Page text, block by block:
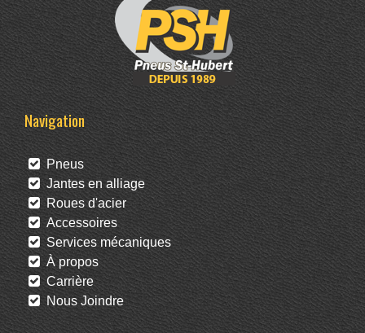
Navigation
Pneus
Jantes en alliage
Roues d'acier
Accessoires
Services mécaniques
À propos
Carrière
Nous Joindre